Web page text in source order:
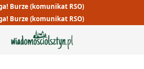
Burze (komunikat RSO)
Burze (komunikat RSO)